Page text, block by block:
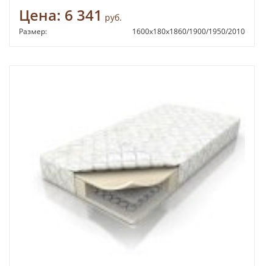
Цена: 6 341 руб.
Размер: 1600х180х1860/1900/1950/2010